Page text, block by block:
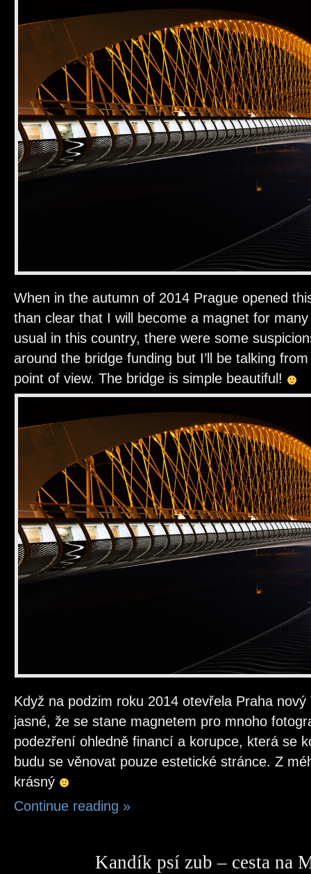
When in the autumn of 2014 Prague opened
than clear that I will become a magnet for
usual in this country, there were some
around the bridge funding but I’ll be talking
point of view. The bridge is simple beautiful!
Když na podzim roku 2014 otevřela Praha
jasné, že se stane magnetem pro mnoho
podezření ohledně financí a korupce, která se
budu se věnovat pouze estetické stránce. Z
krásný
Continue reading »
Kandík psí zub – cesta na